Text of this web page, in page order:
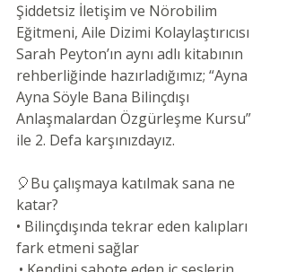
Şiddetsiz İletişim ve Nörobilim
Eğitmeni, Aile Dizimi Kolaylaştırıcısı
Sarah Peyton’ın aynı adlı kitabının
rehberliğinde hazırladığımız; “Ayna
Ayna Söyle Bana Bilinçdışı
Anlaşmalardan Özgürleşme Kursu”
ile 2. Defa karşınızdayız.
🎈Bu çalışmaya katılmak sana ne
katar?
• Bilinçdışında tekrar eden kalıpları
fark etmeni sağlar